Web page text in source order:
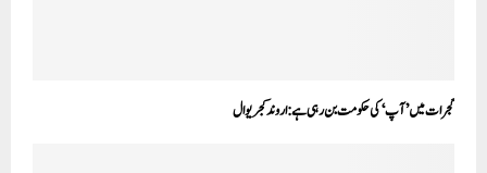
گجرات میں ’آپ‘ کی حکومت بن رہی ہے: اروند کجریوال